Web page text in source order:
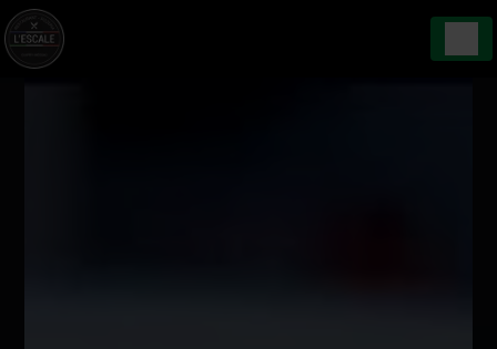
Panneau de gestion des cookies